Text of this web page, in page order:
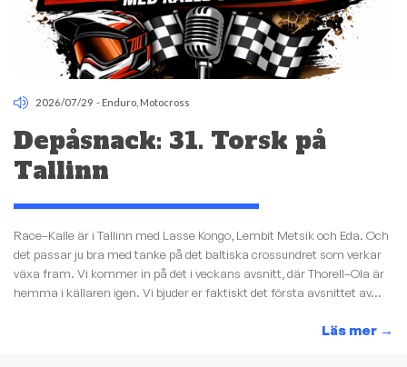
2026/07/29 - Enduro Motocross
Depåsnack: 31. Torsk på
Tallinn
Race–Kalle är i Tallinn med Lasse Kongo, Lembit Metsik och Eda. Och
det passar ju bra med tanke på det baltiska crossundret som verkar
växa fram. Vi kommer in på det i veckans avsnitt, där Thorell–Ola är
hemma i källaren igen. Vi bjuder er faktiskt det första avsnittet av...
Läs mer →